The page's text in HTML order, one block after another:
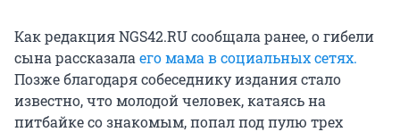
Как редакция NGS42.RU сообщала ранее, о гибели
сына рассказала его мама в социальных сетях.
Позже благодаря собеседнику издания стало
известно, что молодой человек, катаясь на
питбайке со знакомым, попал под пулю трех